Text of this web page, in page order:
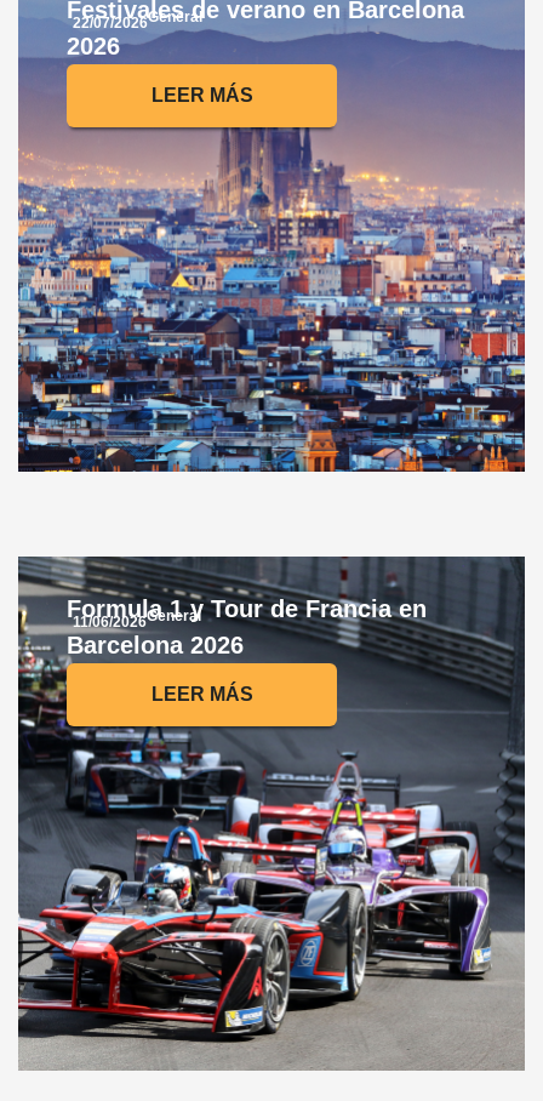
22/07/2026General
Festivales de verano en Barcelona
2026
LEER MÁS
11/06/2026General
Formula 1 y Tour de Francia en
Barcelona 2026
LEER MÁS